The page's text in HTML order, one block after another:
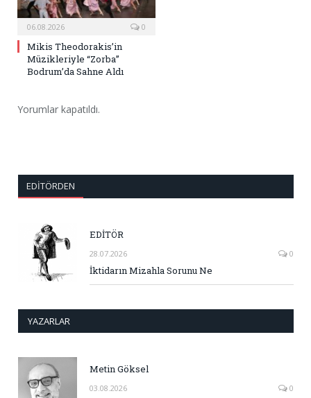
06.08.2026 0
Mikis Theodorakis’in
Müzikleriyle “Zorba”
Bodrum’da Sahne Aldı
Yorumlar kapatıldı.
EDITÖRDEN
EDİTÖR
28.07.2026 0
İktidarın Mizahla Sorunu Ne
YAZARLAR
Metin Göksel
03.08.2026 0